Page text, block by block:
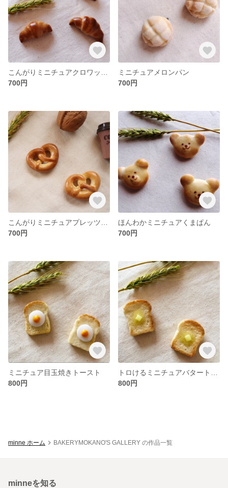
700円
ミニチュアメロンパン
700円
700円
ほんわかミニチュアくまぱん
700円
ミニチュア目玉焼きトースト
800円
800円
minne ホーム BAKERYMOKANO'S GALLERY の作品一覧
minneを知る